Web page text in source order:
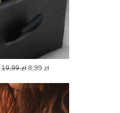
19,99zł Pierwotna
wynosiła:
19,99 zł.
8,99 złAktualna
wynosi:
8,99 zł.